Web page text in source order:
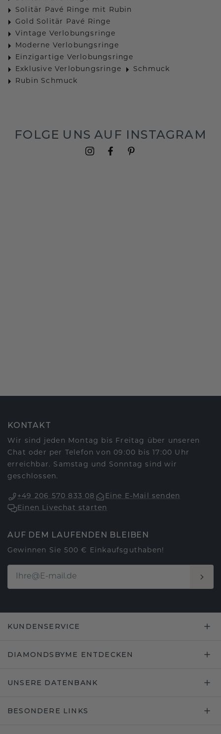
Solitär Pavé Ringe mit Rubin
Gold Solitär Pavé Ringe
Vintage Verlobungsringe
Moderne Verlobungsringe
Einzigartige Verlobungsringe
Exklusive Verlobungsringe
Schmuck
Rubin Schmuck
FOLGE UNS AUF INSTAGRAM
KONTAKT
Wir sind jeden Montag bis Freitag über unseren
Chat oder per Telefon von 09:00 bis 17:00 Uhr
erreichbar. Samstag und Sonntag sind wir
geschlossen.
+49 206 570 833 08
Eine E-Mail senden
Einen Livechat starten
AUF DEM LAUFENDEN BLEIBEN
Gewinnen Sie 500 € Einkaufsguthaben!
KUNDENSERVICE
DIAMONDSBYME ENTDECKEN
UNSERE DATENBANK
BESONDERE LINKS